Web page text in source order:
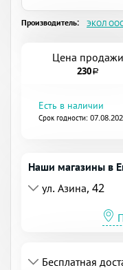
Производитель: ЭКОЛ
Цена продажи
230a
Есть в наличии
Срок годности:
Наши магазины в
ул. Азина, 42
Бесплатная